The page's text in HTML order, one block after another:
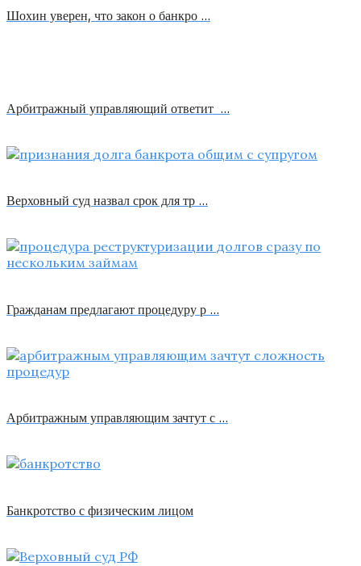
Шохин уверен, что закон о банкро …
Арбитражный управляющий ответит …
Верховный суд назвал срок для тр …
Гражданам предлагают процедуру р …
Арбитражным управляющим зачтут с …
Банкротство с физическим лицом